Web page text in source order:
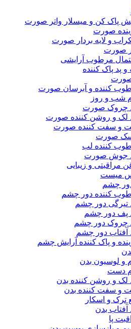
پاک کن و میسلار واتر صورت
صورت
و لایه بردار صورت
صورت
مرطوب آرایشی
و پد پاک کننده
کننده و آبرسان صورت
شب و روز
چروک صورت
لک و روشن کننده صورت
و سفت کننده صورت
صورت
کننده لب
جوش صورت
مراقبتی و زیبایی
میست
چشم
کننده دور چشم
تیرگی دور چشم
پف دور چشم
چروک دور چشم
دور چشم
و پاک کننده آرایش چشم
و لوسیون بدن
دست
و روشن کننده بدن
و سفت کننده بدن
ترک و اسکار
بدن
پا